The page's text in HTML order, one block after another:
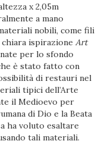
x 2,05m
a mano
nobili, come fili
ispirazioneArt
per lo sfondo
è stato fatto con
di restauri nel
tipici dell’Arte
il Medioevo per
di Dio e la Beata
ha voluto esaltare
tali materiali.